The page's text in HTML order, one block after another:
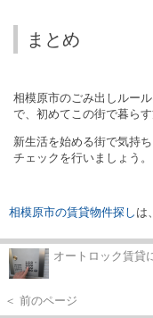
まとめ
相模原市のごみ出しルー
で、初めてこの街で暮ら
新生活を始める街で気持
チェックを行いましょう。
相模原市の賃貸物件探し は
オートロック賃貸
＜ 前のページ